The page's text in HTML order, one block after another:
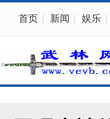
首页 新闻 娱乐